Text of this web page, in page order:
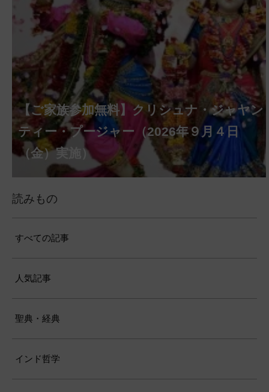
【ご家族参加無料】アーディ・アマーヴ
ァシャー・プージャー（2026年８月12日
（水）実施）
【ご家族参加無料】ラクシュミー・クベ
ーラ・マンスリー・プージャー（2026年８
月12日（水）実施）
【ご家族参加無料】ナーガ・パンチャミ
ー・プージャー（2026年８月17日（月）実
施）
【ご家族参加無料】ヴァラ・ラクシュミ
ー・ヴラタ・プージャー（2026年８月28日
（金）実施）
【ご家族参加無料】サンカタハラ・チャ
トゥルティー・プージャー（2026年８月31
日（月）実施）
【ご家族参加無料】クリシュナ・ジャヤン
ティー・プージャー（2026年９月４日
（金）実施）
【ご家族参加無料】ガネーシャ・チャト
ゥルティー・プージャー（2026年９月14日
（月）実施）
【ご家族参加無料】マハーラクシュミ
ー・ヴラタ・プージャー（2026年９月19日
（土）実施）
【ご家族参加無料】マハーラヤー・アマ
ーヴァシャー・プージャー（2026年10月10
日（土）実施）
第220回グループ・ホーマ（ナーガ・パ
ンチャミー、2026年８月17日（月）実施）
第221回グループ・ホーマ（ガーヤトリ
ー・ジャヤンティー、2026年８月28日
（金）実施）
アンナダーナ・プロジェクト（食事の奉
仕）
ポストコロナ福祉活動支援募金
読みもの
すべての記事
人気記事
聖典・経典
インド哲学